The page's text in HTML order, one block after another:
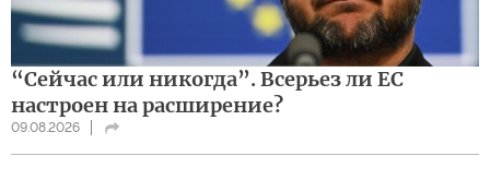
“Сейчас или никогда”. Всерьез ли ЕС
настроен на расширение?
09.08.2026